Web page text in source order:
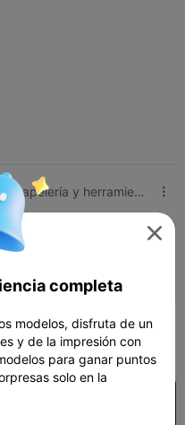
 Papelería y herramientas de aprendizaje 
de impresión


completa
modelos, disfruta de un
y de la impresión con
para ganar puntos
solo en la